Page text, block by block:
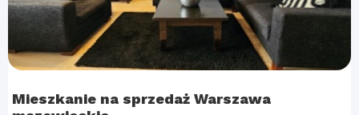
Mieszkanie na sprzedaż Warszawa